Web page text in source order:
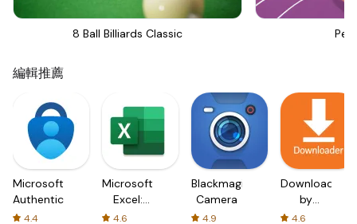
8 Ball Billiards Classic
編輯推薦
Microsoft
Authenticator
4.4
Microsoft
Excel:
Spreadsheets
4.6
Blackmagic
Camera
4.9
Downloader
by
AFTVnews
4.6